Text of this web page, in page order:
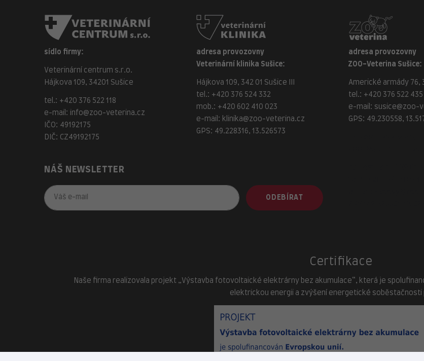
sídlo firmy:
Veterinární centrum s.r.o.
Hájkova 109, 34201 Sušice
tel.: +420 376 522 118
e-mail:
info@zoo-veterina.cz
IČO: 49192175
DIČ: CZ49192175
adresa provozovny
Veterinární klinika Sušice:
Hájkova 109, 342 01 Sušice III
tel.: +420 376 524 332
mob.: +420 602 410 023
e-mail: klinika@zoo-veterina.cz
GPS: 49.228316, 13.526573
NÁŠ NEWSLETTER
ODEBÍRAT
adresa provozovny
ZOO-Veterina Sušice:
Americké armády 76,
tel.: +420 376 522 435
e-mail: susice@zoo-
GPS: 49.230558,
Certifikace
Naše firma realizovala projekt „Výstavba fotovoltaické elektrárny bez akumulace“, která je
elektrickou energii a zvýšení energetické soběstačnosti